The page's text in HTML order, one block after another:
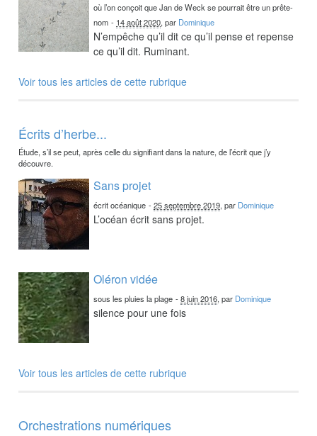
où l’on conçoit que Jan de Weck se pourrait être un prête-
nom - 14 août 2020, par Dominique
N’empêche qu’il dit ce qu’il pense et repense
ce qu’il dit. Ruminant.
Voir tous les articles de cette rubrique
Écrits d’herbe...
Étude, s’il se peut, après celle du signifiant dans la nature, de l’écrit que j’y
découvre.
Sans projet
écrit océanique -25 septembre 2019, par Dominique
L’océan écrit sans projet.
Oléron vidée
sous les pluies la plage -8 juin 2016, par Dominique
silence pour une fois
Voir tous les articles de cette rubrique
Orchestrations numériques